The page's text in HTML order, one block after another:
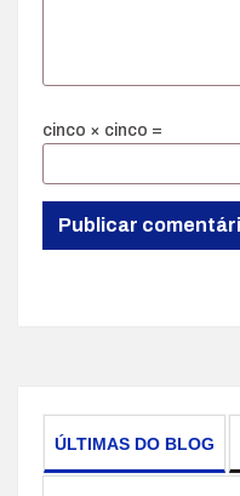
cinco × cinco =
ÚLTIMAS DO BLOG